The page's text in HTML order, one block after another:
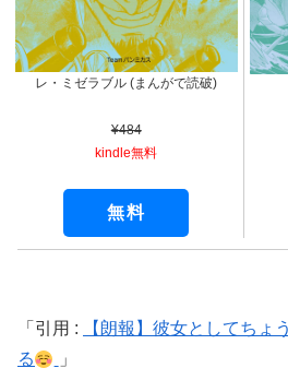
レ・ミゼラブル (まんがで読破)
¥484
kindle無料
無料
引用 :
【朗報】彼女としてちょ
る